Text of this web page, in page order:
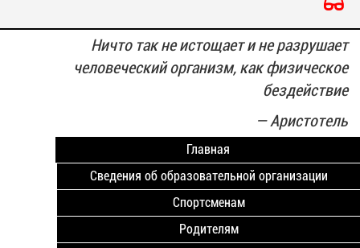
Ничто так не истощает и не разрушает
человеческий организм, как физическое
бездействие
—Аристотель
Главная
Сведения об образовательной организации
Спортсменам
Родителям